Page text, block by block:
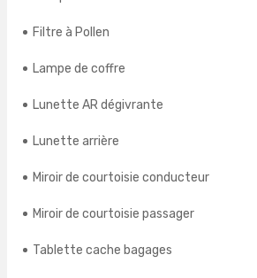
Filtre à Pollen
Lampe de coffre
Lunette AR dégivrante
Lunette arrière
Miroir de courtoisie conducteur
Miroir de courtoisie passager
Tablette cache bagages